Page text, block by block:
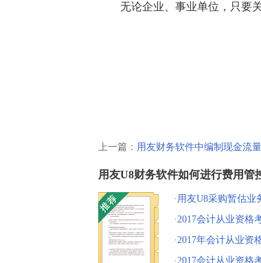
无论企业、事业单位，只要关
上一篇： 用友财务软件中编制现金流
用友U8财务软件如何进行费用管
· 用友U8采购暂估业
·2017会计从业资格
复习题及答案
·2017年会计从业资
考题
· 2017会计从业资格